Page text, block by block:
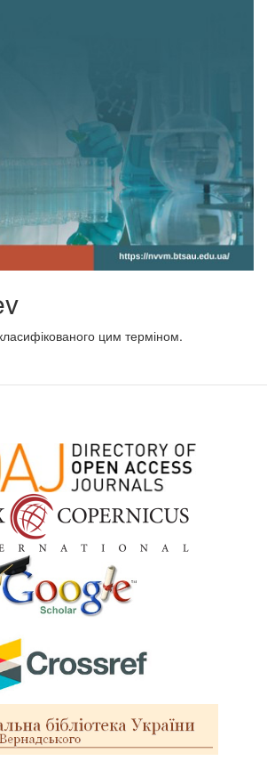
цим терміном.